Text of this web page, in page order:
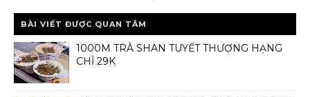
BÀI VIẾT ĐƯỢC QUAN TÂM
1000M TRÀ SHAN TUYẾT THƯỢNG HẠNG
CHỈ 29K